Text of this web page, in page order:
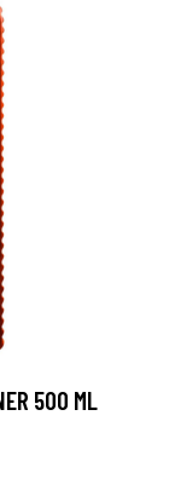
500 ML